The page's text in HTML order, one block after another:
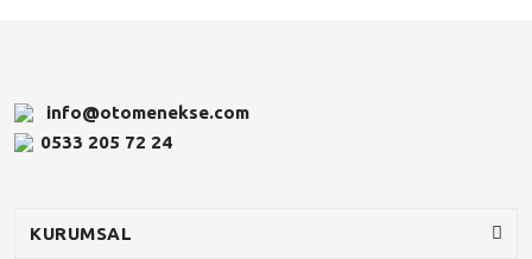
info@otomenekse.com
0533 205 72 24
KURUMSAL